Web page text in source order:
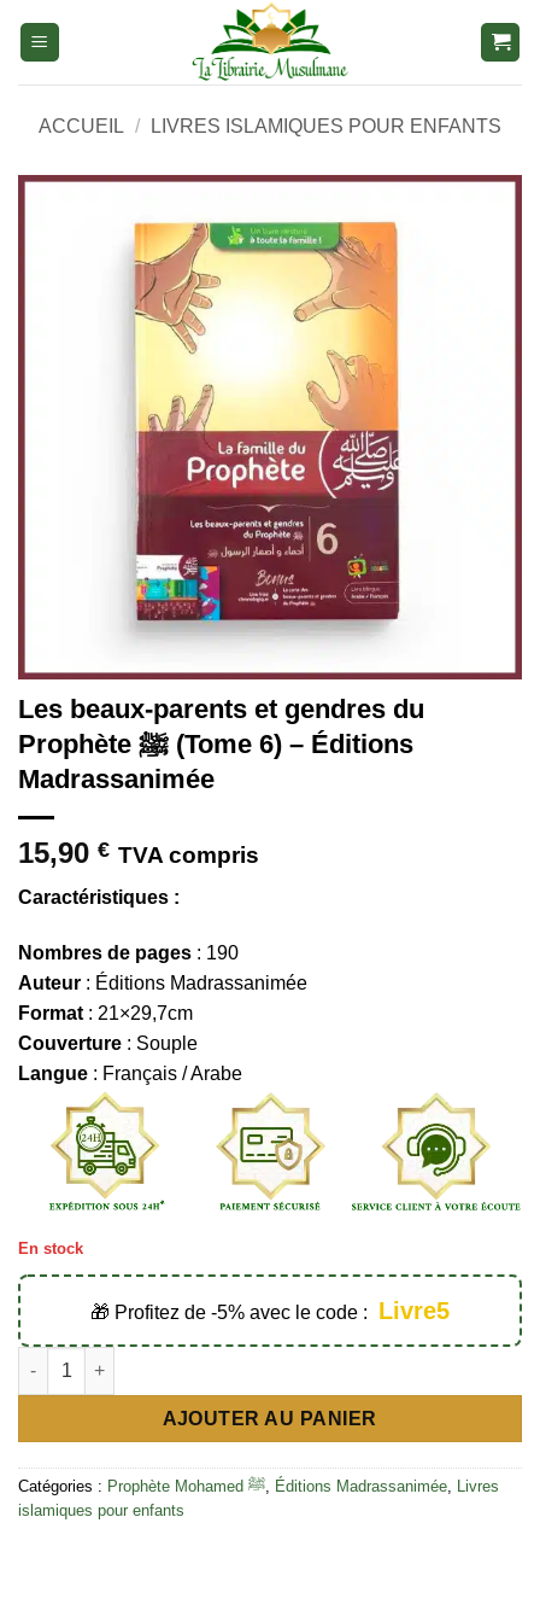
ACCUEIL / LIVRES ISLAMIQUES POUR ENFANTS
Les beaux-parents et gendres du
Prophète ﷺ (Tome 6) – Éditions
Madrassanimée
15,90 € TVA compris
Caractéristiques :
Nombres de pages : 190
Auteur : Éditions Madrassanimée
Format : 21×29,7cm
Couverture : Souple
Langue : Français / Arabe
En stock
🎁 Profitez de -5% avec le code : Livre5
AJOUTER AU PANIER
Catégories : Prophète Mohamed ﷺ Éditions Madrassanimée
Livres
islamiques pour enfants